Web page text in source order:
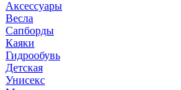
Аксессуары
Весла
Сапборды
Каяки
Гидрообувь
Детская
Унисекс